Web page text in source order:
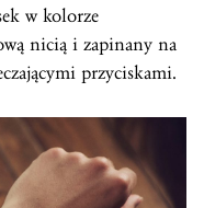
w kolorze
nicią i zapinany na
przyciskami.